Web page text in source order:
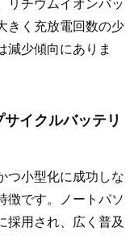
リチウムイオンバッ
きく充放電回数の少
減少傾向にありま
イクルバッテリ
つ小型化に成功しな
徴です。ノートパソ
採用され、広く普及